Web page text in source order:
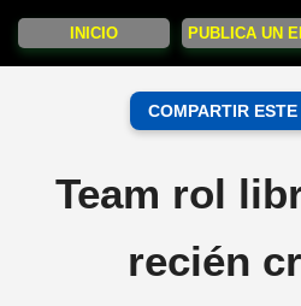
INICIO PUBLICA UN
COMPARTIR
Team rol
recién